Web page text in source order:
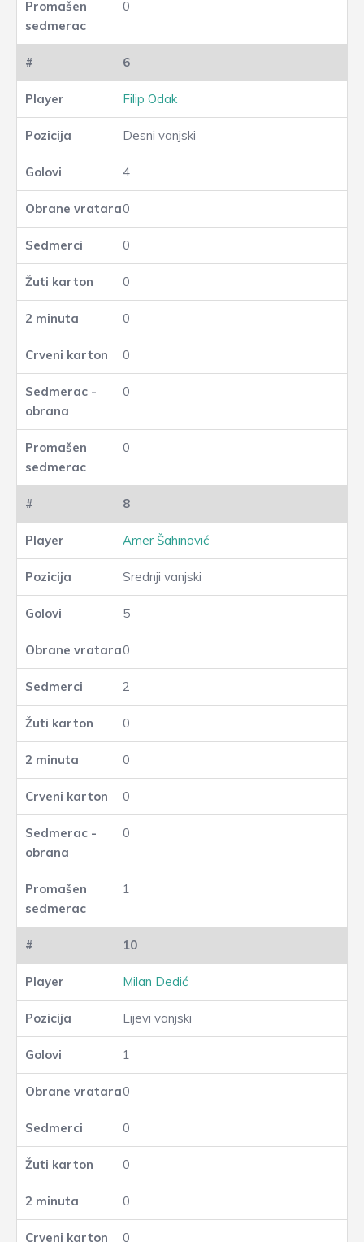
0
6
Filip Odak
Desni vanjski
4
0
0
0
0
0
0
0
8
Amer Šahinović
Srednji vanjski
5
0
2
0
0
0
0
1
10
Milan Dedić
Lijevi vanjski
1
0
0
0
0
0